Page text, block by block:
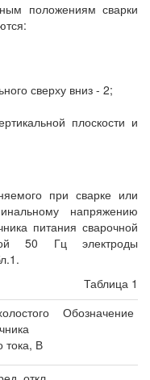
положениям сварки
сверху вниз - 2;
плоскости и
при сварке или
напряжению
питания сварочной
50 Гц электроды
Таблица 1
тока, В
Обозначение